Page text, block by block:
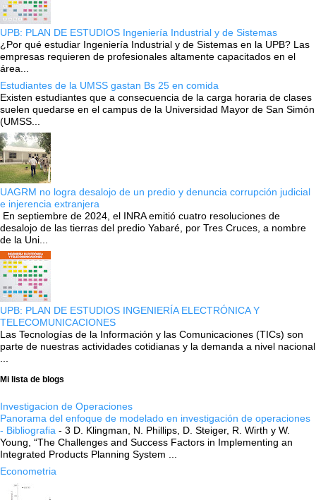
UPB: PLAN DE ESTUDIOS Ingeniería Industrial y de Sistemas
¿Por qué estudiar Ingeniería Industrial y de Sistemas en la UPB? Las
empresas requieren de profesionales altamente capacitados en el
área...
Estudiantes de la UMSS gastan Bs 25 en comida
Existen estudiantes que a consecuencia de la carga horaria de clases
suelen quedarse en el campus de la Universidad Mayor de San Simón
(UMSS...
UAGRM no logra desalojo de un predio y denuncia corrupción judicial
e injerencia extranjera
En septiembre de 2024, el INRA emitió cuatro resoluciones de
desalojo de las tierras del predio Yabaré, por Tres Cruces, a nombre
de la Uni...
UPB: PLAN DE ESTUDIOS INGENIERÍA ELECTRÓNICA Y
TELECOMUNICACIONES
Las Tecnologías de la Información y las Comunicaciones (TICs) son
parte de nuestras actividades cotidianas y la demanda a nivel nacional
Mi lista de blogs
Investigacion de Operaciones
Panorama del enfoque de modelado en investigación de operaciones
- Bibliografia - 3 D. Klingman, N. Phillips, D. Steiger, R. Wirth y W.
Young, “The Challenges and Success Factors in Implementing an
Integrated Products Planning System ...
Econometria